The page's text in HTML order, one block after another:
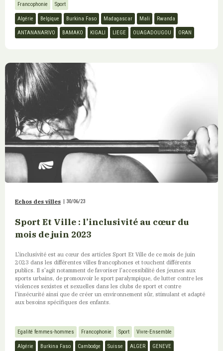
Francophonie Sport
Algérie Belgique Burkina Faso Madagascar Mali Rwanda
ANTANANARIVO BAMAKO KIGALI LIEGE OUAGADOUGOU ORAN
Echos des villes | 30/06/23
Sport Et Ville : l’inclusivité au cœur du
mois de juin 2023
L'inclusivité est au cœur des articles Sport Et Ville de ce mois de juin
2023 dans les différentes villes francophones et touchent différents
publics. Il s'agit notamment de favoriser l'accessibilité des jeunes aux
sports urbains, de promouvoir le sport paralympique, de lutter contre les
violences sexistes et sexuelles dans les clubs de sport et contre
l'insécurité ainsi que de créer un environnement sûr, stimulant et adapté
aux besoins spécifiques des enfants.
Egalité femmes-hommes Francophonie Sport Vivre-Ensemble
Algérie Burkina Faso Cambodge Suisse ALGER GENEVE